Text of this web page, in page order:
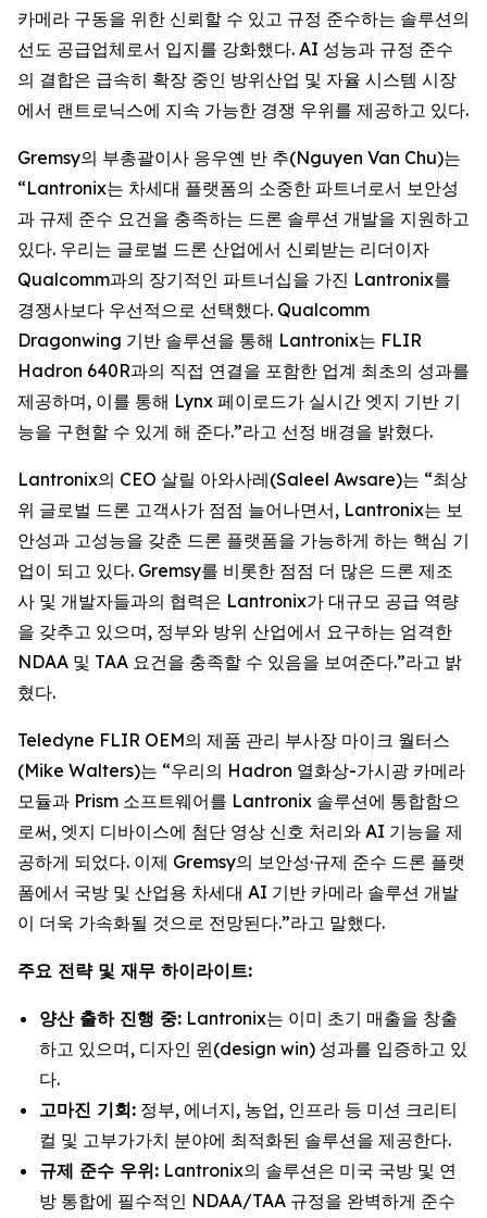
카메라 구동을 위한 신뢰할 수 있고 규정 준수하는 솔루션의
선도 공급업체로서 입지를 강화했다. AI 성능과 규정 준수
의 결합은 급속히 확장 중인 방위산업 및 자율 시스템 시장
에서 랜트로닉스에 지속 가능한 경쟁 우위를 제공하고 있다.
Gremsy의 부총괄이사 응우옌 반 추(Nguyen Van Chu)는
“Lantronix는 차세대 플랫폼의 소중한 파트너로서 보안성
과 규제 준수 요건을 충족하는 드론 솔루션 개발을 지원하고
있다. 우리는 글로벌 드론 산업에서 신뢰받는 리더이자
Qualcomm과의 장기적인 파트너십을 가진 Lantronix를
경쟁사보다 우선적으로 선택했다. Qualcomm
Dragonwing 기반 솔루션을 통해 Lantronix는 FLIR
Hadron 640R과의 직접 연결을 포함한 업계 최초의 성과를
제공하며, 이를 통해 Lynx 페이로드가 실시간 엣지 기반 기
능을 구현할 수 있게 해 준다.”라고 선정 배경을 밝혔다.
Lantronix의 CEO 살릴 아와사레(Saleel Awsare)는 “최상
위 글로벌 드론 고객사가 점점 늘어나면서, Lantronix는 보
안성과 고성능을 갖춘 드론 플랫폼을 가능하게 하는 핵심 기
업이 되고 있다. Gremsy를 비롯한 점점 더 많은 드론 제조
사 및 개발자들과의 협력은 Lantronix가 대규모 공급 역량
을 갖추고 있으며, 정부와 방위 산업에서 요구하는 엄격한
NDAA 및 TAA 요건을 충족할 수 있음을 보여준다.”라고 밝
혔다.
Teledyne FLIR OEM의 제품 관리 부사장 마이크 월터스
(Mike Walters)는 “우리의 Hadron 열화상-가시광 카메라
모듈과 Prism 소프트웨어를 Lantronix 솔루션에 통합함으
로써, 엣지 디바이스에 첨단 영상 신호 처리와 AI 기능을 제
공하게 되었다. 이제 Gremsy의 보안성·규제 준수 드론 플랫
폼에서 국방 및 산업용 차세대 AI 기반 카메라 솔루션 개발
이 더욱 가속화될 것으로 전망된다.”라고 말했다.
주요 전략 및 재무 하이라이트:
양산 출하 진행 중: Lantronix는 이미 초기 매출을 창출
하고 있으며, 디자인 윈(design win) 성과를 입증하고 있
다.
고마진 기회: 정부, 에너지, 농업, 인프라 등 미션 크리티
컬 및 고부가가치 분야에 최적화된 솔루션을 제공한다.
규제 준수 우위: Lantronix의 솔루션은 미국 국방 및 연
방 통합에 필수적인 NDAA/TAA 규정을 완벽하게 준수